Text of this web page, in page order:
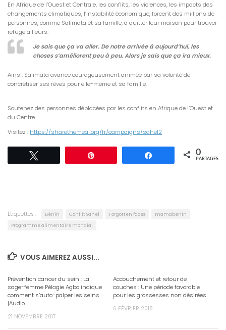
En Afrique de l’Ouest et Centrale, les conflits, les violences, les impacts des
changements climatiques, l’instabilité économique, forcent des millions de
personnes, comme Salimata et sa famille, à quitter leur maison pour trouver
refuge ailleurs.
Je sais que ça va aller. De notre arrivée à aujourd’hui, les
choses s’améliorent peu à peu. Alors je sais que ça ira mieux.
Ainsi, Salimata avance courageusement animée par sa volonté de
concrétiser ses rêves pour elle-même et sa famille.
Soutenez des personnes déplacées par les conflits en Afrique de l’Ouest et
du Centre.
Visitez : https://sharethemeal.org/fr/campaigns/sahel2
Partagez 0
PARTAGES
Étiquettes : Bénin Conflit Sahel Forgotten faces
mamabenin
Programme alimentaire mondial
VOUS AIMEREZ AUSSI...
Prévention cancer du sein : La
sage-femme Pélagie Agbo indique
comment s’auto-palper les seins
|Audio
21 NOVEMBRE 2017
Accouchement et retour de
couches : Une période favorable
pour les grossesses non désirées
6 FÉVRIER 2018